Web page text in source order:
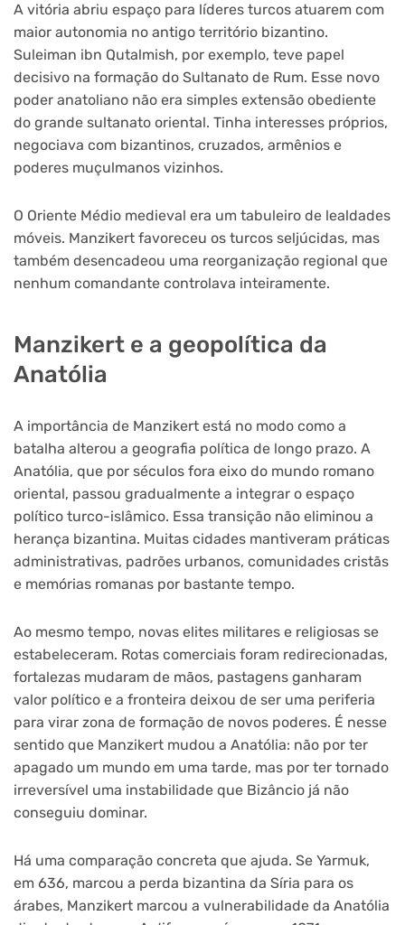
A vitória abriu espaço para líderes turcos atuarem com
maior autonomia no antigo território bizantino.
Suleiman ibn Qutalmish, por exemplo, teve papel
decisivo na formação do Sultanato de Rum. Esse novo
poder anatoliano não era simples extensão obediente
do grande sultanato oriental. Tinha interesses próprios,
negociava com bizantinos, cruzados, armênios e
poderes muçulmanos vizinhos.
O Oriente Médio medieval era um tabuleiro de lealdades
móveis. Manzikert favoreceu os turcos seljúcidas, mas
também desencadeou uma reorganização regional que
nenhum comandante controlava inteiramente.
Manzikert e a geopolítica da
Anatólia
A importância de Manzikert está no modo como a
batalha alterou a geografia política de longo prazo. A
Anatólia, que por séculos fora eixo do mundo romano
oriental, passou gradualmente a integrar o espaço
político turco-islâmico. Essa transição não eliminou a
herança bizantina. Muitas cidades mantiveram práticas
administrativas, padrões urbanos, comunidades cristãs
e memórias romanas por bastante tempo.
Ao mesmo tempo, novas elites militares e religiosas se
estabeleceram. Rotas comerciais foram redirecionadas,
fortalezas mudaram de mãos, pastagens ganharam
valor político e a fronteira deixou de ser uma periferia
para virar zona de formação de novos poderes. É nesse
sentido que Manzikert mudou a Anatólia: não por ter
apagado um mundo em uma tarde, mas por ter tornado
irreversível uma instabilidade que Bizâncio já não
conseguiu dominar.
Há uma comparação concreta que ajuda. Se Yarmuk,
em 636, marcou a perda bizantina da Síria para os
árabes, Manzikert marcou a vulnerabilidade da Anatólia